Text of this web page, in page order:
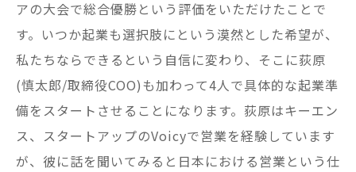
アの大会で総合優勝という評価をいただけたことで
す。いつか起業も選択肢にという漠然とした希望が、
私たちならできるという自信に変わり、そこに荻原
(慎太郎/取締役COO)も加わって4人で具体的な起業準
備をスタートさせることになります。荻原はキーエン
ス、スタートアップのVoicyで営業を経験しています
が、彼に話を聞いてみると日本における営業という仕